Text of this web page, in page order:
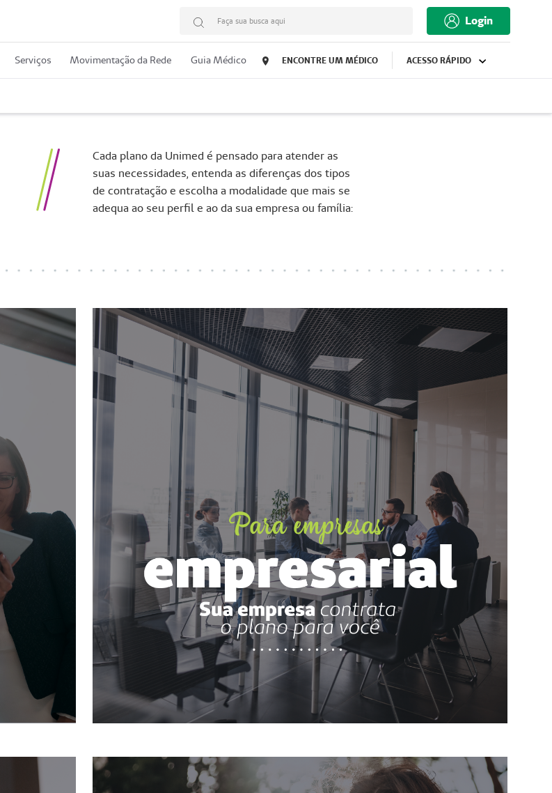
Faça sua busca aqui Login
Serviços Movimentação da Rede Guia Médico ENCONTRE UM MÉDICO ACESSO RÁPIDO
Cada plano da Unimed é pensado para atender as
suas necessidades, entenda as diferenças dos tipos
de contratação e escolha a modalidade que mais se
adequa ao seu perfil e ao da sua empresa ou família: